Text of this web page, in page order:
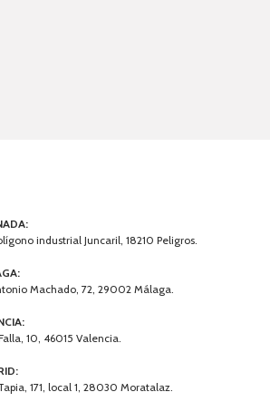
industrial Juncaril, 18210 Peligros.
Machado, 72, 29002 Málaga.
10, 46015 Valencia.
171, local 1, 28030 Moratalaz.